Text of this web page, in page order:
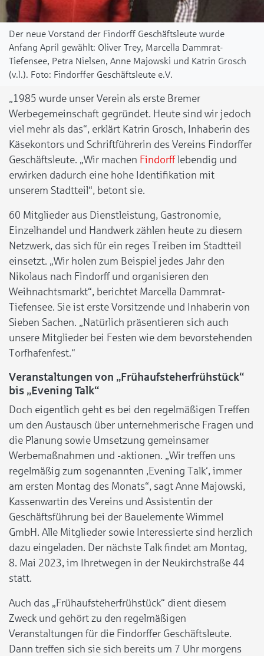
Der neue Vorstand der Findorff Geschäftsleute wurde
Anfang April gewählt: Oliver Trey, Marcella Dammrat-
Tiefensee, Petra Nielsen, Anne Majowski und Katrin Grosch
(v.l.).
Findorffer Geschäftsleute e.V.
„1985 wurde unser Verein als erste Bremer
Werbegemeinschaft gegründet. Heute sind wir jedoch
viel mehr als das“, erklärt Katrin Grosch, Inhaberin des
Käsekontors und Schriftführerin des Vereins Findorffer
Geschäftsleute. „Wir machen Findorfflebendig und
erwirken dadurch eine hohe Identifikation mit
unserem Stadtteil“, betont sie.
60 Mitglieder aus Dienstleistung, Gastronomie,
Einzelhandel und Handwerk zählen heute zu diesem
Netzwerk, das sich für ein reges Treiben im Stadtteil
einsetzt. „Wir holen zum Beispiel jedes Jahr den
Nikolaus nach Findorff und organisieren den
Weihnachtsmarkt“, berichtet Marcella Dammrat-
Tiefensee. Sie ist erste Vorsitzende und Inhaberin von
Sieben Sachen. „Natürlich präsentieren sich auch
unsere Mitglieder bei Festen wie dem bevorstehenden
Torfhafenfest.“
Veranstaltungen von „Frühaufsteherfrühstück“
bis „Evening Talk“
Doch eigentlich geht es bei den regelmäßigen Treffen
um den Austausch über unternehmerische Fragen und
die Planung sowie Umsetzung gemeinsamer
Werbemaßnahmen und -aktionen. „Wir treffen uns
regelmäßig zum sogenannten ‚Evening Talk‘, immer
am ersten Montag des Monats“, sagt Anne Majowski,
Kassenwartin des Vereins und Assistentin der
Geschäftsführung bei der Bauelemente Wimmel
GmbH. Alle Mitglieder sowie Interessierte sind herzlich
dazu eingeladen. Der nächste Talk findet am Montag,
8. Mai 2023, im Ihretwegen in der Neukirchstraße 44
statt.
Auch das „Frühaufsteherfrühstück“ dient diesem
Zweck und gehört zu den regelmäßigen
Veranstaltungen für die Findorffer Geschäftsleute.
Dann treffen sich sie sich bereits um 7 Uhr morgens